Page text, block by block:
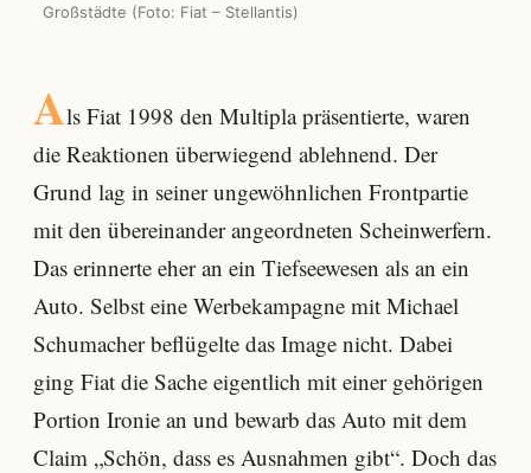
Großstädte (Foto: Fiat – Stellantis)
Als Fiat 1998 den Multipla präsentierte, waren
die Reaktionen überwiegend ablehnend. Der
Grund lag in seiner ungewöhnlichen Frontpartie
mit den übereinander angeordneten Scheinwerfern.
Das erinnerte eher an ein Tiefseewesen als an ein
Auto. Selbst eine Werbekampagne mit Michael
Schumacher beflügelte das Image nicht. Dabei
ging Fiat die Sache eigentlich mit einer gehörigen
Portion Ironie an und bewarb das Auto mit dem
Claim „Schön, dass es Ausnahmen gibt“. Doch das